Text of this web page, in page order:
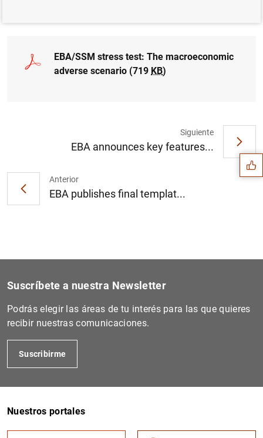
EBA/SSM stress test: The macroeconomic
adverse scenario (719 KB)
Anterior
EBA publishes final templat...
Siguiente
EBA announces key features... Sugerencias
Suscríbete a nuestra Newsletter
Podrás elegir las áreas de tu interés para las que quieres
recibir nuestras comunicaciones.
Suscribirme
Nuestros portales